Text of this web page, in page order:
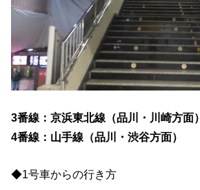
3番線：京浜東北線（品川・川崎方面）
4番線：山手線（品川・渋谷方面）
◆1号車からの行き方